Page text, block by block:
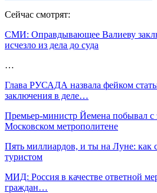
Сейчас смотрят:
СМИ: Оправдывающее Валиеву
исчезло из дела до суда
…
Глава РУСАДА назвала фейком
заключения в деле…
Премьер-министр Йемена побывал с
Московском метрополитене
Пять миллиардов, и ты на Луне: как
туристом
МИД: Россия в качестве ответной
граждан…